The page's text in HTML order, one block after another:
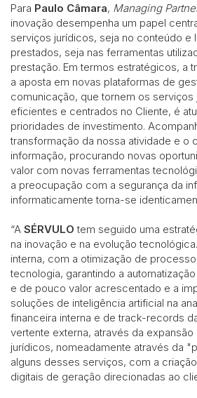
Para Paulo Câmara, Managing
inovação desempenha um papel
serviços jurídicos, seja no conteúdo e
prestados, seja nas ferramentas
prestação. Em termos estratégicos, a
a aposta em novas plataformas de
comunicação, que tornem os serviços
eficientes e centrados no Cliente, é
prioridades de investimento.
transformação da nossa atividade e o
informação, procurando novas
valor com novas ferramentas
a preocupação com a segurança da
informaticamente torna-se
“A SÉRVULO tem seguido uma
na inovação e na evolução
interna, com a otimização de
tecnologia, garantindo a
e de pouco valor acrescentado e a
soluções de inteligência artificial na
financeira interna e de track-records
vertente externa, através da
jurídicos, nomeadamente através da
alguns desses serviços, com a
digitais de geração direcionadas ao